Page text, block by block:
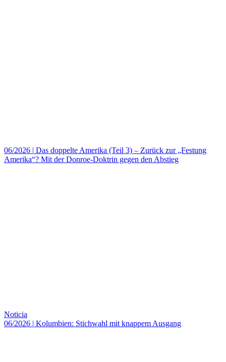
06/2026 | Das doppelte Amerika (Teil 3) – Zurück zur „Festung
Amerika“? Mit der Donroe-Doktrin gegen den Abstieg
Noticia
06/2026 | Kolumbien: Stichwahl mit knappem Ausgang